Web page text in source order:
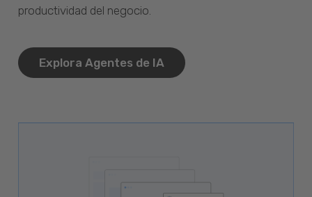
productividad del negocio.
Explora Agentes de IA